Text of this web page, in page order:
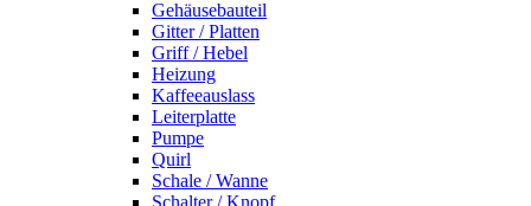
Gehäusebauteil
Gitter / Platten
Griff / Hebel
Heizung
Kaffeeauslass
Leiterplatte
Pumpe
Quirl
Schale / Wanne
Schalter / Knopf